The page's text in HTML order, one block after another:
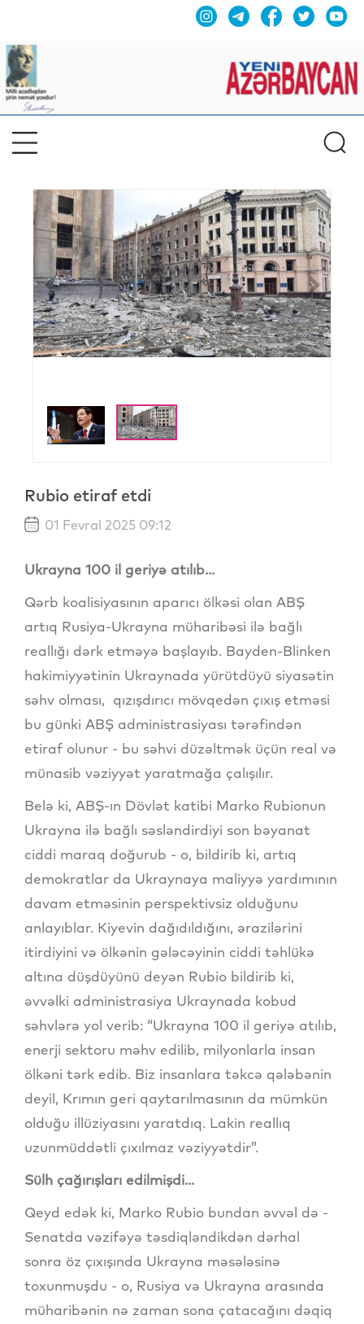
Previous
Rubio etiraf etdi
01 Fevral 2025 09:12
Ukrayna 100 il geriyə atılıb...
Qərb koalisiyasının aparıcı ölkəsi olan ABŞ
artıq Rusiya-Ukrayna müharibəsi ilə bağlı
reallığı dərk etməyə başlayıb. Bayden-Blinken
hakimiyyətinin Ukraynada yürütdüyü siyasətin
səhv olması, qızışdırıcı mövqedən çıxış etməsi
bu günki ABŞ administrasiyası tərəfindən
etiraf olunur - bu səhvi düzəltmək üçün real və
münasib vəziyyət yaratmağa çalışılır.
Belə ki, ABŞ-ın Dövlət katibi Marko Rubionun
Ukrayna ilə bağlı səsləndirdiyi son bəyanat
ciddi maraq doğurub - o, bildirib ki, artıq
demokratlar da Ukraynaya maliyyə yardımının
davam etməsinin perspektivsiz olduğunu
anlayıblar. Kiyevin dağıdıldığını, ərazilərini
itirdiyini və ölkənin gələcəyinin ciddi təhlükə
altına düşdüyünü deyən Rubio bildirib ki,
əvvəlki administrasiya Ukraynada kobud
səhvlərə yol verib: “Ukrayna 100 il geriyə atılıb,
enerji sektoru məhv edilib, milyonlarla insan
ölkəni tərk edib. Biz insanlara təkcə qələbənin
deyil, Krımın geri qaytarılmasının da mümkün
olduğu illüziyasını yaratdıq. Lakin reallıq
uzunmüddətli çıxılmaz vəziyyətdir”.
Sülh çağırışları edilmişdi...
Qeyd edək ki, Marko Rubio bundan əvvəl də -
Senatda vəzifəyə təsdiqləndikdən dərhal
sonra öz çıxışında Ukrayna məsələsinə
toxunmuşdu - o, Rusiya və Ukrayna arasında
müharibənin nə zaman sona çatacağını dəqiq